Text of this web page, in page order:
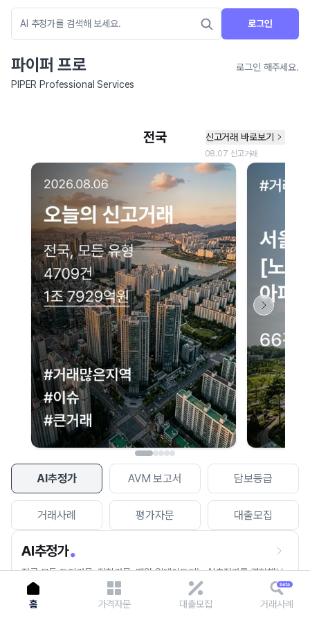
로그인
파이퍼 프로
로그인 해주세요.
PIPER Professional Services
AI추정가 AVM 보고서 담보등급
거래사례 평가자문 대출모집
AI추정가
전국 모든 토지건물, 집합건물, 매월 업데이트되는 AI추정가를 경험해보
세요.
네이버 지도 연결 안내
현재 네이버 지도 연결이 원활하지 않아 지도를 불러올 수 없습니다.
이용에 불편을 드려 죄송합니다.
다시 시도
홈 가격자문 대출모집 거래사례